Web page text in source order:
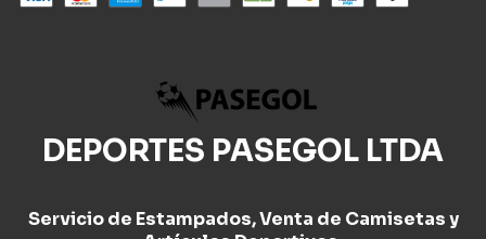
DEPORTES PASEGOL LTDA
Servicio de Estampados, Venta de Camisetas y